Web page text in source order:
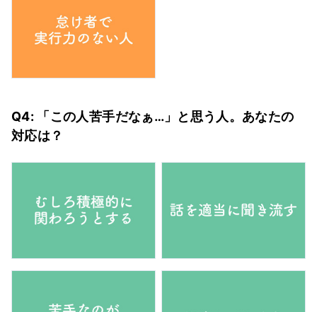
Q4: 「この人苦手だなぁ…」と思う人。あなたの
対応は？